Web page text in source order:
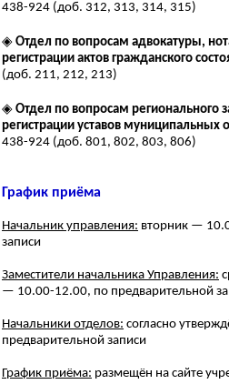
438-924 (доб. 312, 313, 314, 315)
◈ Отдел по вопросам адвокатуры,
регистрации актов гражданского
(доб. 211, 212, 213)
◈ Отдел по вопросам регионального
регистрации уставов муниципальных
438-924 (доб. 801, 802, 803, 806)
График приёма
Начальник управления: вторник —
записи
Заместители начальника Управления:
— 10.00-12.00, по предварительной
Начальники отделов: согласно
предварительной записи
График приёма: размещён на сайте